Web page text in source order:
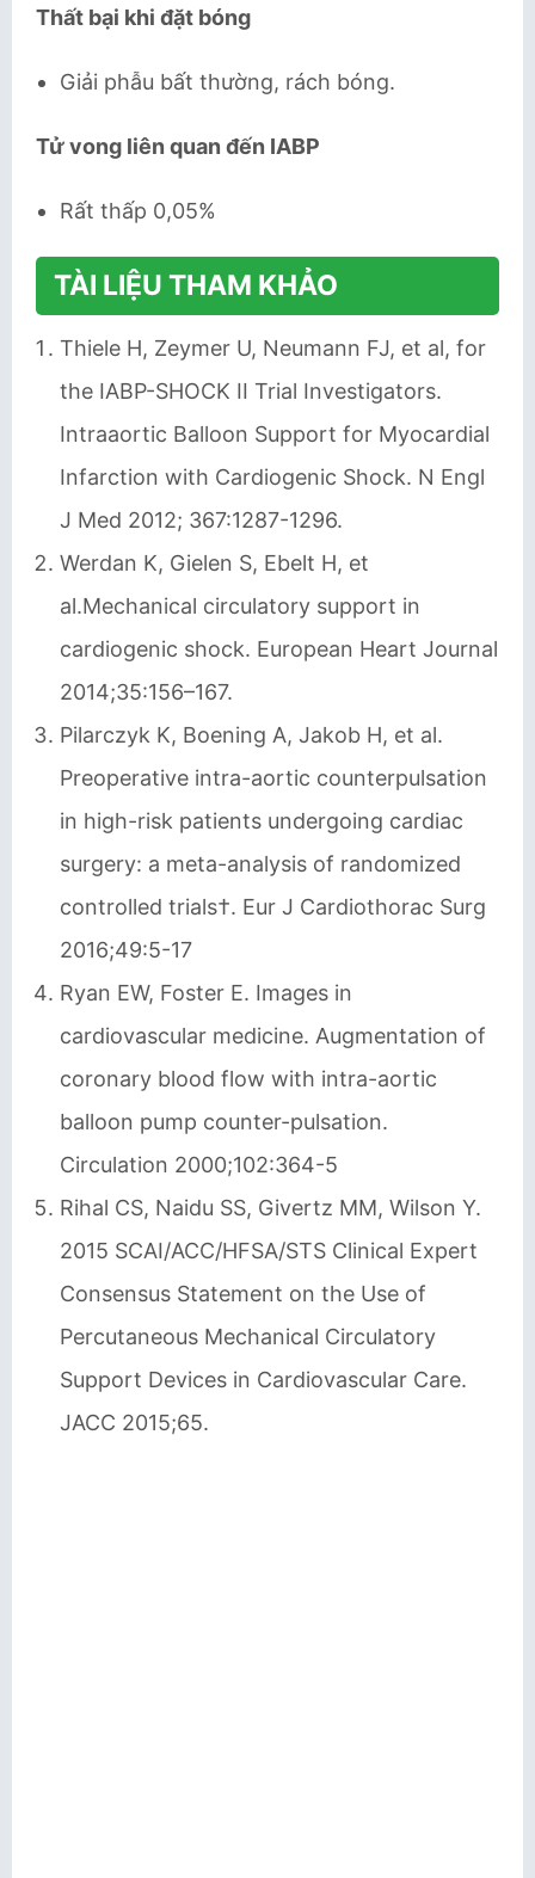
Thất bại khi đặt bóng
Giải phẫu bất thường, rách bóng.
Tử vong liên quan đến IABP
Rất thấp 0,05%
TÀI LIỆU THAM KHẢO
Thiele H, Zeymer U, Neumann FJ, et al, for
the IABP-SHOCK II Trial Investigators.
Intraaortic Balloon Support for Myocardial
Infarction with Cardiogenic Shock. N Engl
J Med 2012; 367:1287-1296.
Werdan K, Gielen S, Ebelt H, et
al.Mechanical circulatory support in
cardiogenic shock. European Heart Journal
2014;35:156–167.
Pilarczyk K, Boening A, Jakob H, et al.
Preoperative intra-aortic counterpulsation
in high-risk patients undergoing cardiac
surgery: a meta-analysis of randomized
controlled trials†. Eur J Cardiothorac Surg
2016;49:5-17
Ryan EW, Foster E. Images in
cardiovascular medicine. Augmentation of
coronary blood flow with intra-aortic
balloon pump counter-pulsation.
Circulation 2000;102:364-5
Rihal CS, Naidu SS, Givertz MM, Wilson Y.
2015 SCAI/ACC/HFSA/STS Clinical Expert
Consensus Statement on the Use of
Percutaneous Mechanical Circulatory
Support Devices in Cardiovascular Care.
JACC 2015;65.